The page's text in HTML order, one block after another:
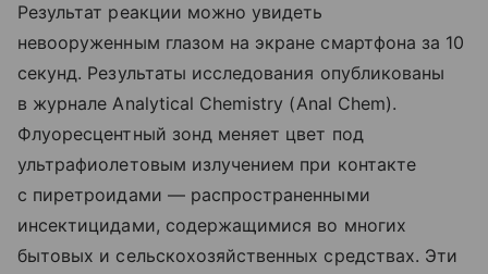
Результат реакции можно увидеть
невооруженным глазом на экране смартфона за 10
секунд. Результаты исследования опубликованы
в журнале Analytical Chemistry (Anal Chem).
Флуоресцентный зонд меняет цвет под
ультрафиолетовым излучением при контакте
с пиретроидами — распространенными
инсектицидами, содержащимися во многих
бытовых и сельскохозяйственных средствах. Эти